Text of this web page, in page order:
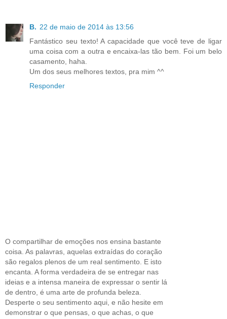
B. 22 de maio de 2014 às 13:56
Fantástico seu texto! A capacidade que você teve de ligar
uma coisa com a outra e encaixa-las tão bem. Foi um belo
casamento, haha.
Um dos seus melhores textos, pra mim ^^
Responder
O compartilhar de emoções nos ensina bastante
coisa. As palavras, aquelas extraídas do coração
são regalos plenos de um real sentimento. E isto
encanta. A forma verdadeira de se entregar nas
ideias e a intensa maneira de expressar o sentir lá
de dentro, é uma arte de profunda beleza.
Desperte o seu sentimento aqui, e não hesite em
demonstrar o que pensas, o que achas, o que